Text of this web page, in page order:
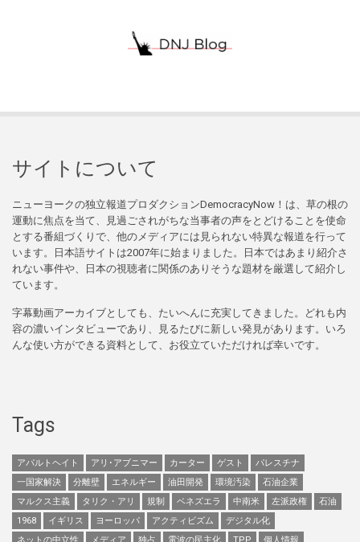
サイトについて
ニューヨークの独立報道プロダクションDemocracyNow！は、草の根の
運動に焦点を当て、見過ごされがちな当事者の声をとどけることを使命
とする番組づくりで、他のメディアには見られない特異な報道を行って
います。日本語サイトは2007年に始まりました。日本ではあまり紹介さ
れない事件や、日本の視聴者に関係のありそうな題材を厳選して紹介し
ています。
字幕動画アーカイブとしても、たいへんに充実してきました。どれも内
容の濃いインタビューであり、見るたびに新しい発見があります。いろ
んな使い方ができる資料として、お役立ていただければ幸いです。
Tags
アパルトヘイト アリ･アブニマー カーター ゲスト
パレスチナ
一国家解決
分離壁 エネルギー 油田開発 環境汚染
石油企業
マルクス主義
タリク・アリ 規制 ベネズエラ 中南米 左派政権
石油
1968
イギリス ヨーロッパ アクティビズム
デジタル化